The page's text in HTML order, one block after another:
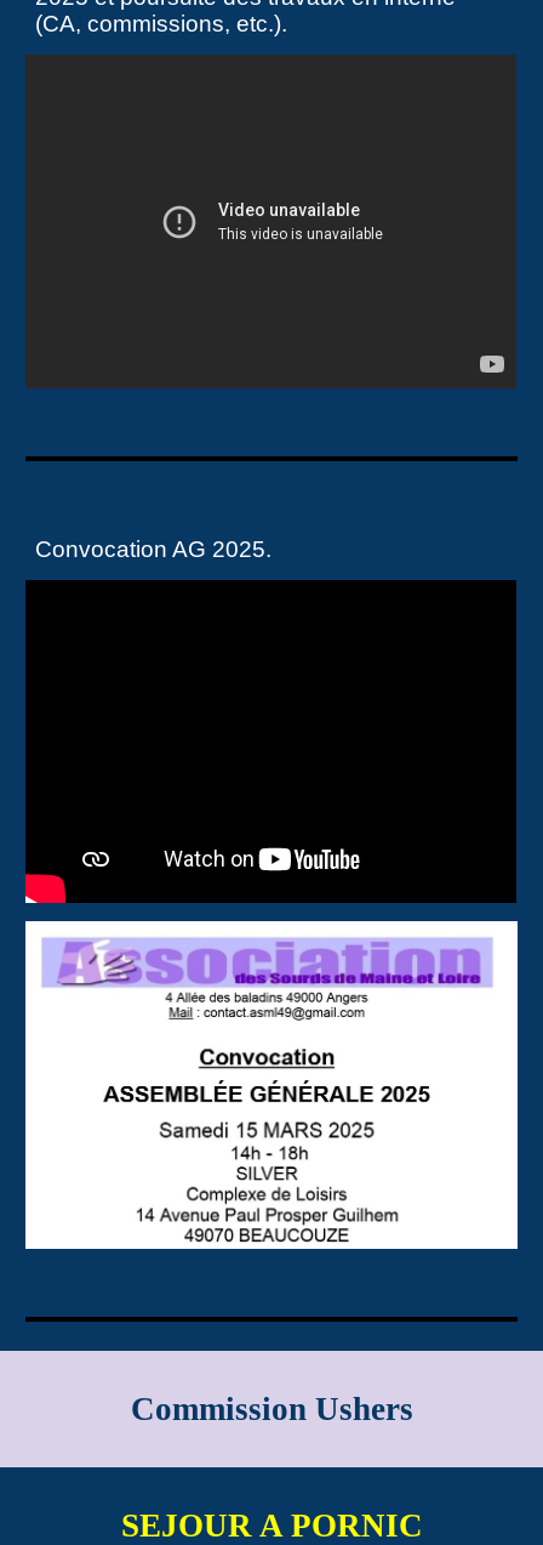
(CA, commissions, etc.).
Convocation AG 2025.
Commission Ushers
SEJOUR A PORNIC